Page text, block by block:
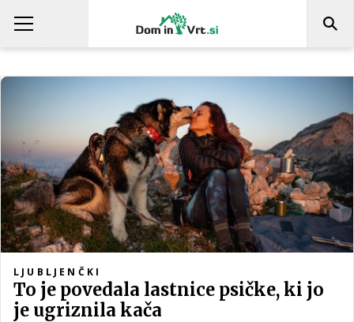
LJUBLJENČKI
To je povedala lastnice psičke, ki jo
je ugriznila kača